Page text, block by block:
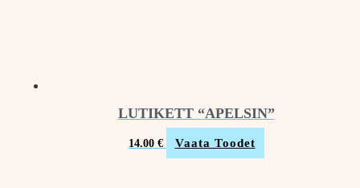
LUTIKETT “APELSIN”
14.00 € Vaata Toodet